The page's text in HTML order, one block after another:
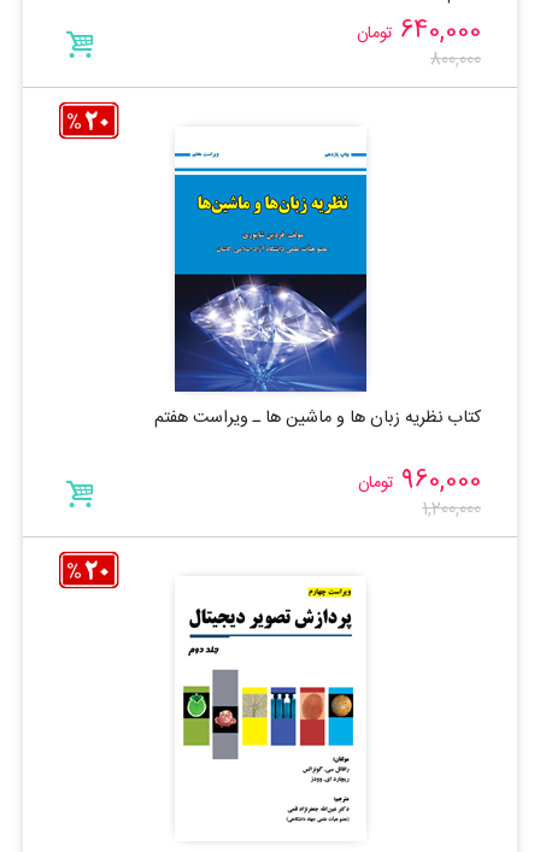
640,000 تومان
800,000
کتاب نظریه زبان ها و ماشین ها ـ ویراست هفتم
960,000 تومان
1,200,000